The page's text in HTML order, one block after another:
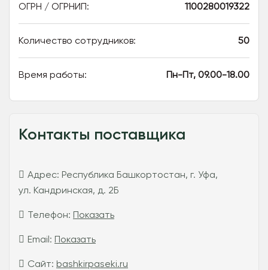
ОГРН / ОГРНИП: 1100280019322
Количество сотрудников: 50
Время работы: Пн-Пт, 09.00-18.00
Контакты поставщика
Адрес: Республика Башкортостан, г. Уфа,
ул. Кандринская, д. 2Б
Телефон: Показать
Email: Показать
Сайт: bashkirpaseki.ru